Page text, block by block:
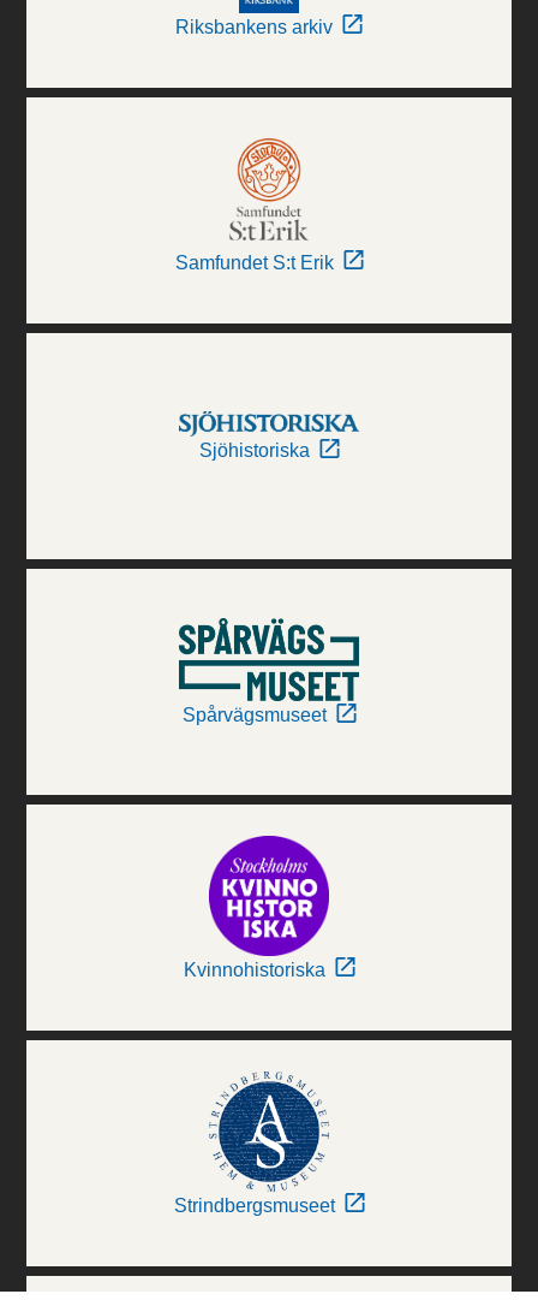
Riksbankens arkiv
Samfundet S:t Erik
Sjöhistoriska
Spårvägsmuseet
Kvinnohistoriska
Strindbergsmuseet